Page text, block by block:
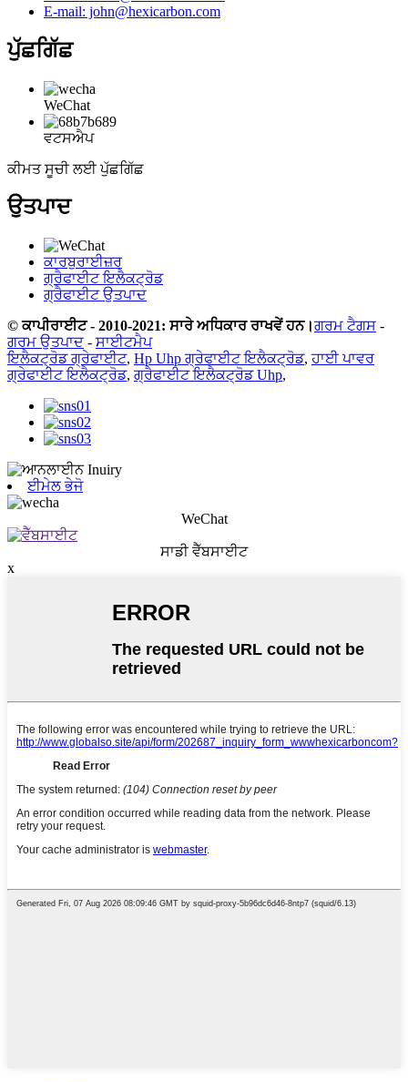
E-mail: john@hexicarbon.com
ਪੁੱਛਗਿੱਛ
WeChat
ਵਟਸਐਪ
ਕੀਮਤ ਸੂਚੀ ਲਈ ਪੁੱਛਗਿੱਛ
ਉਤਪਾਦ
ਕਾਰਬੁਰਾਈਜ਼ਰ
ਗ੍ਰੈਫਾਈਟ ਇਲੈਕਟ੍ਰੋਡ
ਗ੍ਰੈਫਾਈਟ ਉਤਪਾਦ
© ਕਾਪੀਰਾਈਟ - 2010-2021: ਸਾਰੇ ਅਧਿਕਾਰ ਰਾਖਵੇਂ ਹਨ।ਗਰਮ ਟੈਗਸ -
ਗਰਮ ਉਤਪਾਦ - ਸਾਈਟਮੈਪ
ਇਲੈਕਟ੍ਰੋਡ ਗ੍ਰੇਫਾਈਟ, Hp Uhp ਗ੍ਰੇਫਾਈਟ ਇਲੈਕਟ੍ਰੋਡ,ਹਾਈ ਪਾਵਰ
ਗ੍ਰੇਫਾਈਟ ਇਲੈਕਟ੍ਰੋਡ, ਗ੍ਰੈਫਾਈਟ ਇਲੈਕਟ੍ਰੋਡ Uhp,
ਈਮੇਲ ਭੇਜੋ
WeChat
ਸਾਡੀ ਵੈੱਬਸਾਈਟ
x